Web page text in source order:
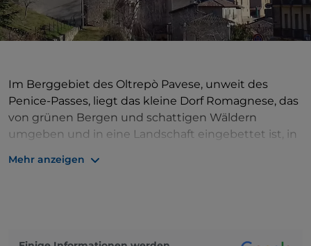
Im Berggebiet des Oltrepò Pavese, unweit des
Penice-Passes, liegt das kleine Dorf Romagnese, das
von grünen Bergen und schattigen Wäldern
umgeben und in eine Landschaft eingebettet ist, in
harmonisch in seine wunderschöne Umgebung ein,
Mehr anzeigen